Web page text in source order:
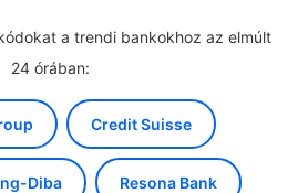
a trendi bankokhoz az elmúlt
24 órában:
Credit Suisse
Diba Resona Bank